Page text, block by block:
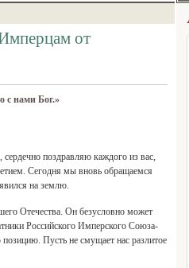
от
с нами Бог.»
поздравляю каждого из вас,
Сегодня мы вновь обращаемся
на землю.
Отечества. Он безусловно может
Российского Имперского Союза-
Пусть не смущает нас разлитое